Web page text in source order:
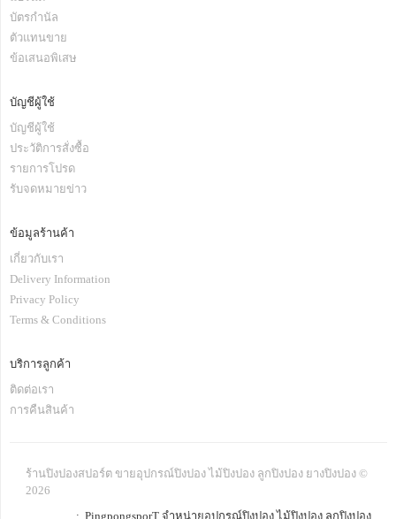
บัตรกำนัล
ตัวแทนขาย
ข้อเสนอพิเสษ
บัญชีผู้ใช้
บัญชีผู้ใช้
ประวัติการสั่งซื้อ
รายการโปรด
รับจดหมายข่าว
ข้อมูลร้านค้า
เกี่ยวกับเรา
Delivery Information
Privacy Policy
Terms & Conditions
บริการลูกค้า
ติดต่อเรา
การคืนสินค้า
ร้านปิงปองสปอร์ต ขายอุปกรณ์ปิงปอง ไม้ปิงปอง ลูกปิงปอง ยางปิงปอง ©
2026
: PingpongsporT จำหน่ายอุปกรณ์ปิงปอง ไม้ปิงปอง ลูกปิงปอง